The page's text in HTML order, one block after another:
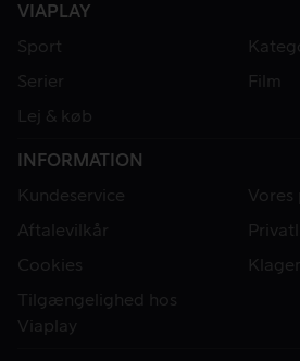
VIAPLAY
Sport
Serier
Film
Lej & køb
INFORMATION
Kundeservice
Vores
Aftalevilkår
Cookies
Tilgængelighed hos
Viaplay